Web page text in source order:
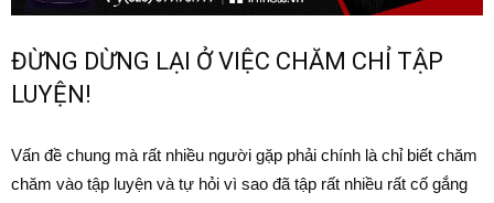
ĐỪNG DỪNG LẠI Ở VIỆC CHĂM CHỈ TẬP
LUYỆN!
Vấn đề chung mà rất nhiều người gặp phải chính là chỉ biết chăm
chăm vào tập luyện và tự hỏi vì sao đã tập rất nhiều rất cố gắng